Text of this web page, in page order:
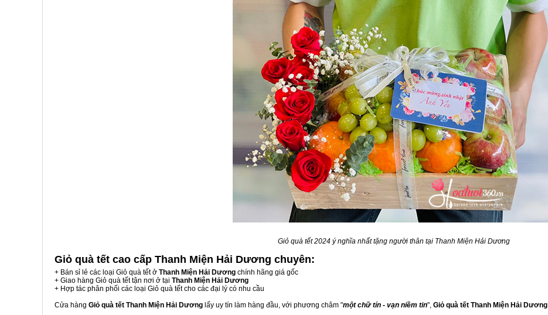
Giỏ quà tết 2024 ý nghĩa nhất tặng người thân tại Thanh Miện Hải Dương
Giỏ quà tết cao cấp Thanh Miện Hải Dương chuyên:
+ Bán sỉ lẻ các loại Giỏ quà tết ở Thanh Miện Hải Dương chính hãng giá gốc
+ Giao hàng Giỏ quà tết tận nơi ở tại Thanh Miện Hải Dương
+ Hợp tác phân phối các loại Giỏ quà tết cho các đại lý có nhu cầu
Cửa hàng Giỏ quà tết Thanh Miện Hải Dương lấy uy tín làm hàng đầu, với phương châm "một chữ tín - vạn niềm tin", Giỏ quà tết Thanh Miện Hải Dương